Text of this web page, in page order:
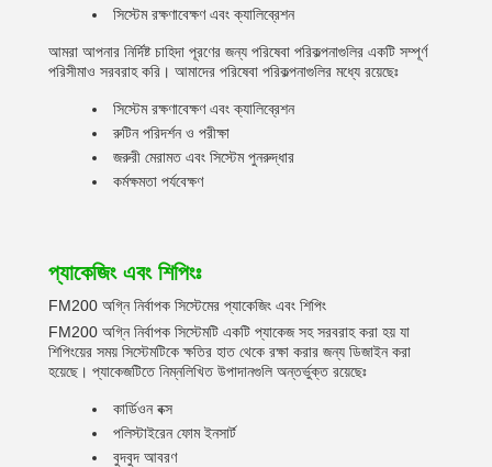
সিস্টেম রক্ষণাবেক্ষণ এবং ক্যালিব্রেশন
আমরা আপনার নির্দিষ্ট চাহিদা পূরণের জন্য পরিষেবা পরিকল্পনাগুলির একটি সম্পূর্ণ
পরিসীমাও সরবরাহ করি। আমাদের পরিষেবা পরিকল্পনাগুলির মধ্যে রয়েছেঃ
সিস্টেম রক্ষণাবেক্ষণ এবং ক্যালিব্রেশন
রুটিন পরিদর্শন ও পরীক্ষা
জরুরী মেরামত এবং সিস্টেম পুনরুদ্ধার
কর্মক্ষমতা পর্যবেক্ষণ
প্যাকেজিং এবং শিপিংঃ
FM200 অগ্নি নির্বাপক সিস্টেমের প্যাকেজিং এবং শিপিং
FM200 অগ্নি নির্বাপক সিস্টেমটি একটি প্যাকেজ সহ সরবরাহ করা হয় যা
শিপিংয়ের সময় সিস্টেমটিকে ক্ষতির হাত থেকে রক্ষা করার জন্য ডিজাইন করা
হয়েছে। প্যাকেজটিতে নিম্নলিখিত উপাদানগুলি অন্তর্ভুক্ত রয়েছেঃ
কার্ডিওন বক্স
পলিস্টাইরেন ফোম ইনসার্ট
বুদবুদ আবরণ